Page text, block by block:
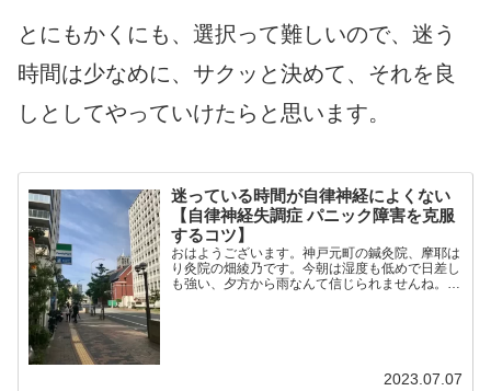
とにもかくにも、選択って難しいので、迷う
時間は少なめに、サクッと決めて、それを良
しとしてやっていけたらと思います。
迷っている時間が自律神経によくない
【自律神経失調症 パニック障害を克服
するコツ】
おはようございます。神戸元町の鍼灸院、摩耶は
り灸院の畑綾乃です。今朝は湿度も低めで日差し
も強い、夕方から雨なんて信じられませんね。
2023.07.07